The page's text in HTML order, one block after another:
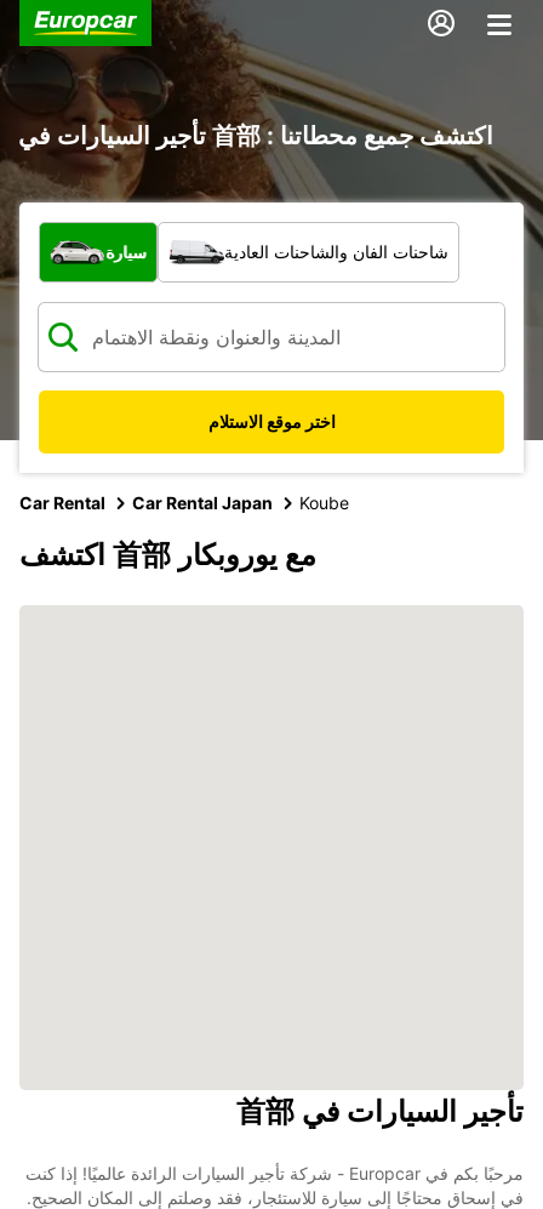
تأجير السيارات في 首部 : اكتشف جميع محطاتنا
ما نوع المركبة؟
سيارة شاحنات الفان والشاحنات العادية
اختر موقع الاستلام
Car Rental Car Rental Japan Koube
اكتشف 首部 مع يوروبكار
تأجير السيارات في 首部
مرحبًا بكم في Europcar - شركة تأجير السيارات الرائدة عالميًا! إذا كنت
في إسحاق محتاجًا إلى سيارة للاستئجار، فقد وصلتم إلى المكان الصحيح.